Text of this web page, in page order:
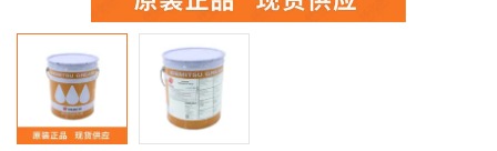
q1508@126.COM
深圳市南山区前海路振业国际商务中心21楼2102